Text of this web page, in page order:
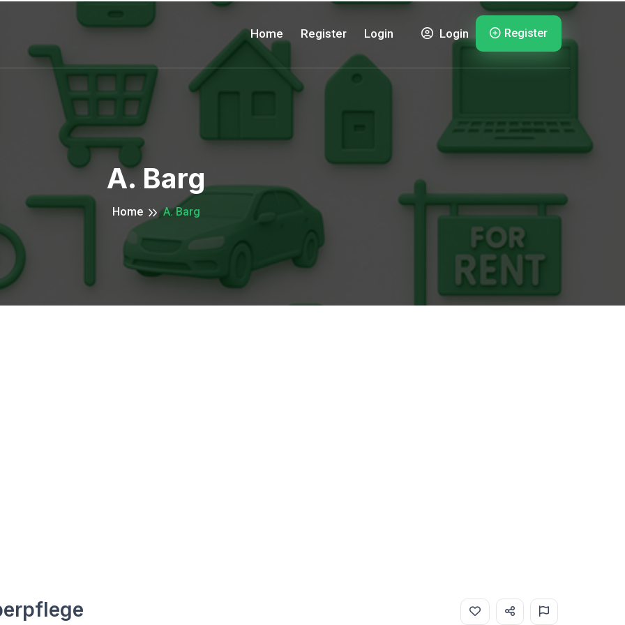
Home Register Login Login Register
A. Barg
Home A. Barg